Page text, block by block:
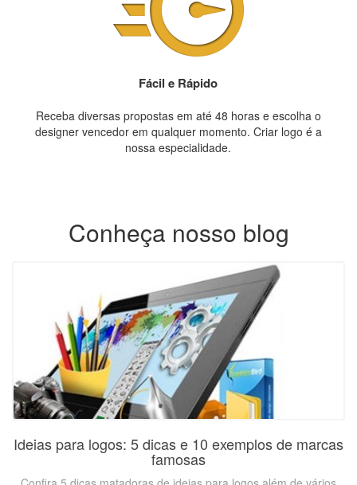
Fácil e Rápido
Receba diversas propostas em até 48 horas e escolha o
designer vencedor em qualquer momento. Criar logo é a
nossa especialidade.
Conheça nosso blog
Ideias para logos: 5 dicas e 10 exemplos de marcas
famosas